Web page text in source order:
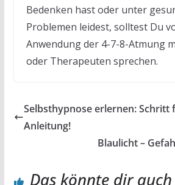
Bedenken hast oder unter
Problemen leidest, solltest Du
Anwendung der 4-7-8-Atmung
oder Therapeuten sprechen.
Selbsthypnose erlernen: Schritt
Anleitung!
Blaulicht –
Das könnte dir